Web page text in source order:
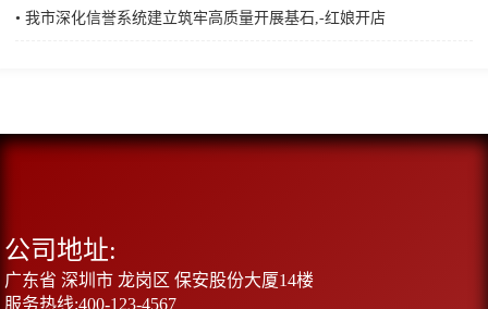
• 我市深化信誉系统建立筑牢高质量开展基石,-红娘开店
公司地址:
广东省 深圳市 龙岗区 保安股份大厦14楼
服务热线:400-123-4567